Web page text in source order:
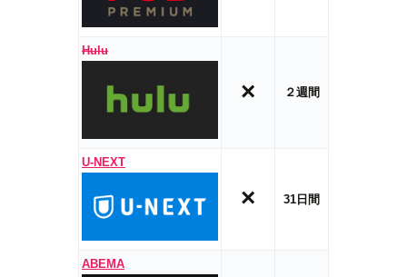
Hulu
× ２週間
U-NEXT
× 31日間
ABEMA